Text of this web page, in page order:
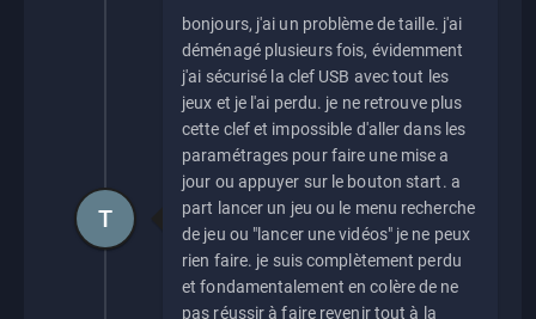
bonjours, j'ai un problème de taille. j'ai
déménagé plusieurs fois, évidemment
j'ai sécurisé la clef USB avec tout les
jeux et je l'ai perdu. je ne retrouve plus
cette clef et impossible d'aller dans les
paramétrages pour faire une mise a
jour ou appuyer sur le bouton start. a
part lancer un jeu ou le menu recherche
de jeu ou "lancer une vidéos" je ne peux
rien faire. je suis complètement perdu
et fondamentalement en colère de ne
pas réussir à faire revenir tout à la
T